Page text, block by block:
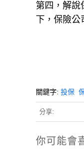
第四，解說
下，保險
關鍵字: 投保
分享:
你可能會